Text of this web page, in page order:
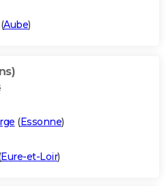
(Aube)
(Essonne)
Eure-et-Loir)